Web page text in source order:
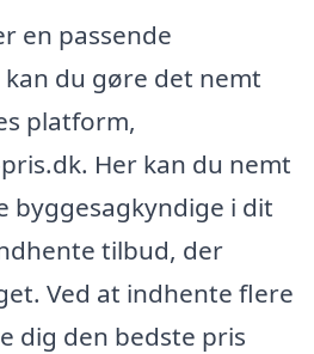
en passende
du gøre det nemt
platform,
Her kan du nemt
byggesagkyndige i dit
tilbud, der
Ved at indhente flere
dig den bedste pris